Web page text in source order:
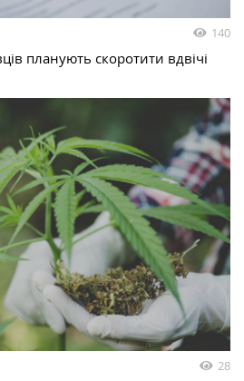
140
планують скоротити вдвічі
28